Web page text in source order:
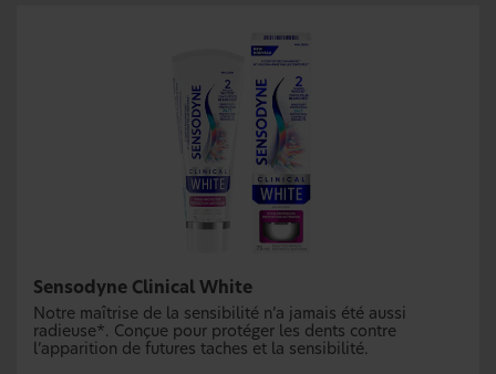
Sensodyne Clinical White
Notre maîtrise de la sensibilité n’a jamais été aussi
radieuse*. Conçue pour protéger les dents contre
l’apparition de futures taches et la sensibilité.